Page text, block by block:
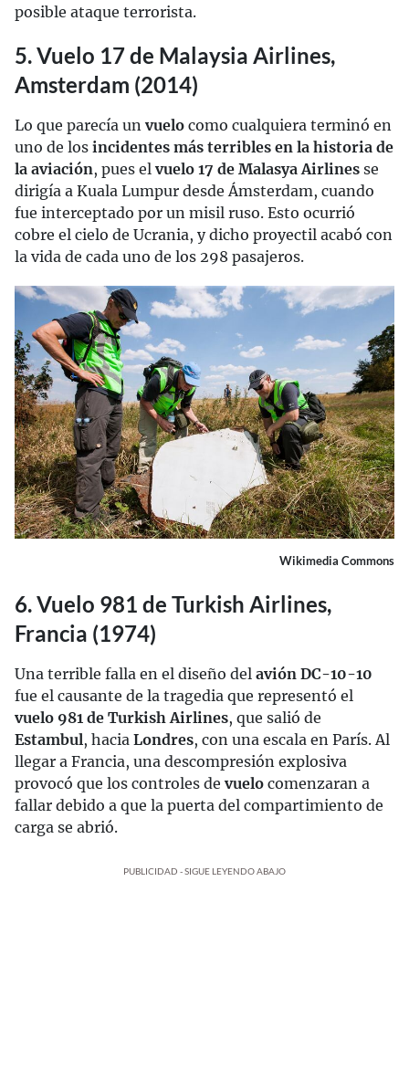
posible ataque terrorista.
5. Vuelo 17 de Malaysia Airlines,
Amsterdam (2014)
Lo que parecía un vuelo como cualquiera terminó en
uno de los incidentes más terribles en la historia de
la aviación, pues el vuelo 17 de Malasya Airlines se
dirigía a Kuala Lumpur desde Ámsterdam, cuando
fue interceptado por un misil ruso. Esto ocurrió
cobre el cielo de Ucrania, y dicho proyectil acabó con
la vida de cada uno de los 298 pasajeros.
Wikimedia Commons
6. Vuelo 981 de Turkish Airlines,
Francia (1974)
Una terrible falla en el diseño del avión DC-10-10
fue el causante de la tragedia que representó el
vuelo 981 de Turkish Airlines, que salió de
Estambul, hacia Londres, con una escala en París. Al
llegar a Francia, una descompresión explosiva
provocó que los controles de vuelo comenzaran a
fallar debido a que la puerta del compartimiento de
carga se abrió.
PUBLICIDAD - SIGUE LEYENDO ABAJO